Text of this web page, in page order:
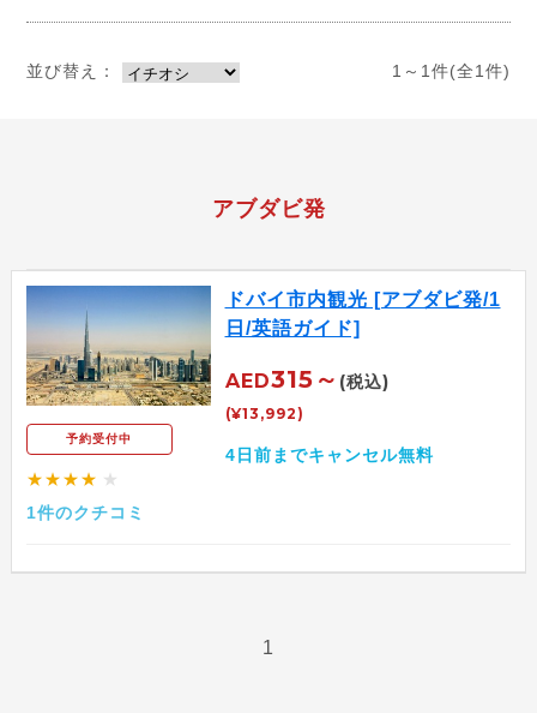
並び替え： 1～1件(全1件)
アブダビ発
予約受付中
★★★★ ★
1件のクチコミ
ドバイ市内観光 [アブダビ発/1
日/英語ガイド]
AED315～ (税込)
(¥13,992)
4日前までキャンセル無料
1